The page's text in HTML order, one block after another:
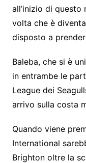
all’inizio di questo
volta che è
disposto a
Baleba, che si è
in entrambe le
League dei
arrivo sulla costa
Quando viene
International
Brighton oltre la